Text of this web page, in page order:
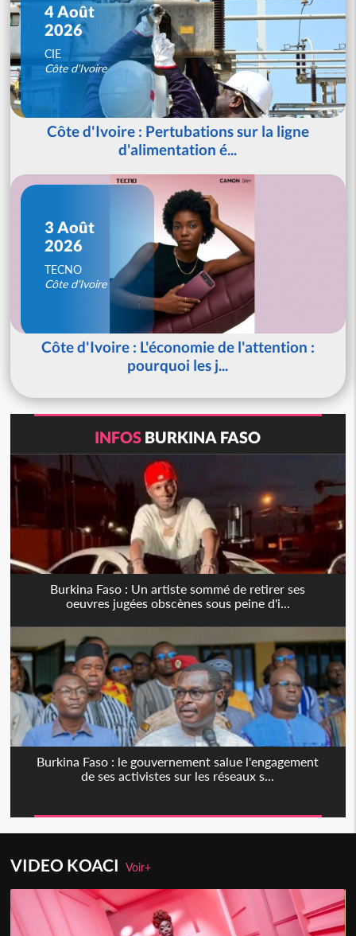
4 Août
2026
CIE
Côte d'Ivoire
Côte d'Ivoire : Pertubations sur la ligne
d'alimentation é...
3 Août
2026
TECNO
Côte d'Ivoire
Côte d'Ivoire : L'économie de l'attention :
pourquoi les j...
INFOS BURKINA FASO
Burkina Faso : Un artiste sommé de retirer ses
oeuvres jugées obscènes sous peine d'i...
Burkina Faso : le gouvernement salue l'engagement
de ses activistes sur les réseaux s...
VIDEO KOACIVoir+